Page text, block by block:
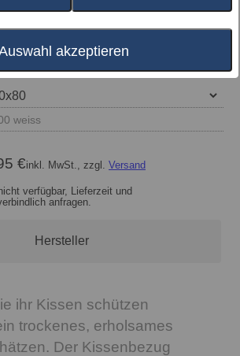
akzeptieren
weiss
€inkl. MwSt., zzgl. Versand
verfügbar, Lieferzeit und
anfragen.
Hersteller
ihr Kissen schützen
trockenes, erholsames
Der Kissenbezug